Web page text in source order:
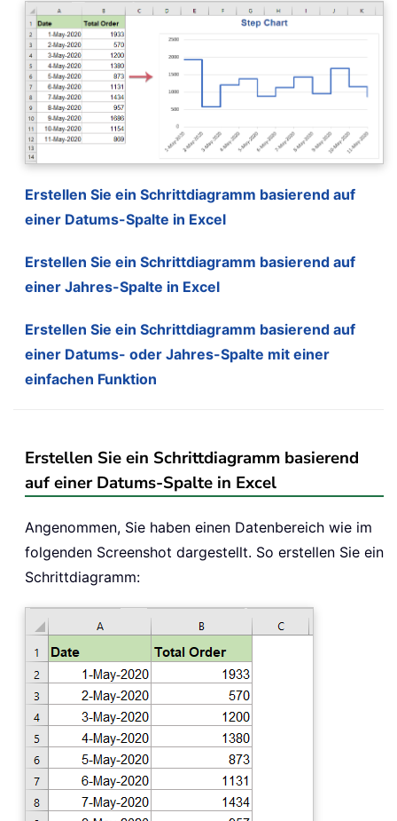
Erstellen Sie ein Schrittdiagramm basierend auf
einer Datums-Spalte in Excel
Erstellen Sie ein Schrittdiagramm basierend auf
einer Jahres-Spalte in Excel
Erstellen Sie ein Schrittdiagramm basierend auf
einer Datums- oder Jahres-Spalte mit einer
einfachen Funktion
Erstellen Sie ein Schrittdiagramm basierend
auf einer Datums-Spalte in Excel
Angenommen, Sie haben einen Datenbereich wie im
folgenden Screenshot dargestellt. So erstellen Sie ein
Schrittdiagramm: